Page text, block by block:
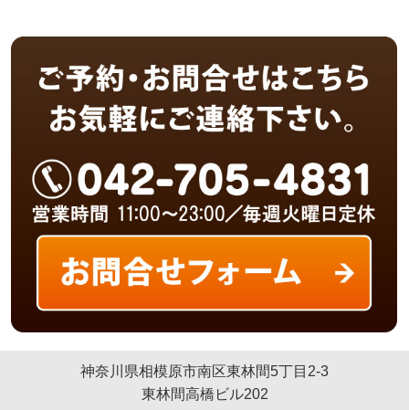
神奈川県相模原市南区東林間5丁目2-3
東林間高橋ビル202